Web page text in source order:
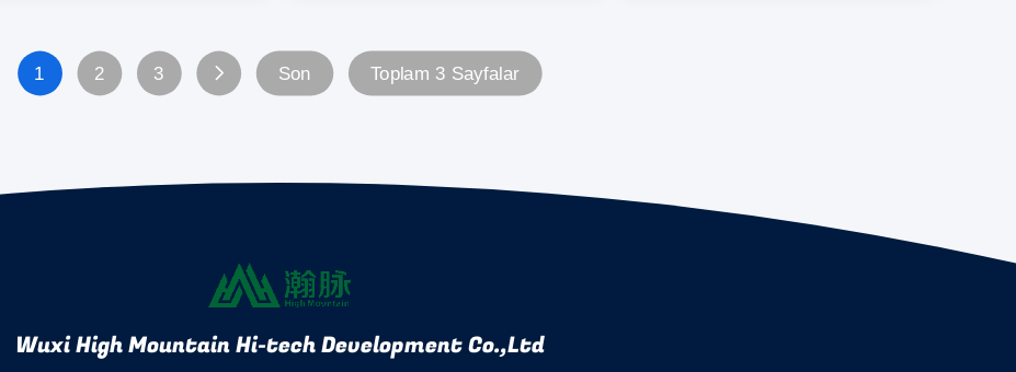
1 2 3 Son Toplam 3 Sayfalar
Wuxi High Mountain Hi-tech Development Co.,Ltd